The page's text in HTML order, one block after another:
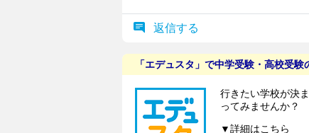
返信する